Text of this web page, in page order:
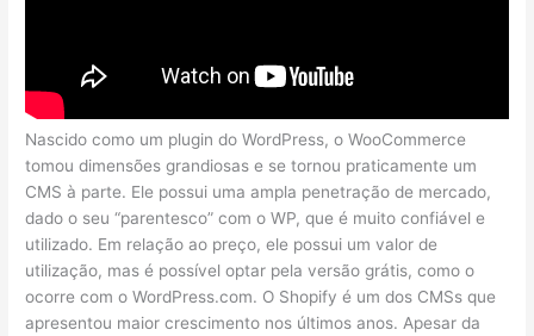
Nascido como um plugin do WordPress, o WooCommerce
tomou dimensões grandiosas e se tornou praticamente um
CMS à parte. Ele possui uma ampla penetração de mercado,
dado o seu “parentesco” com o WP, que é muito confiável e
utilizado. Em relação ao preço, ele possui um valor de
utilização, mas é possível optar pela versão grátis, como o
ocorre com o WordPress.com. O Shopify é um dos CMSs que
apresentou maior crescimento nos últimos anos. Apesar da